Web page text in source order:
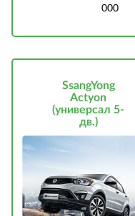
000
SsangYong
Actyon
(универсал 5-
дв.)